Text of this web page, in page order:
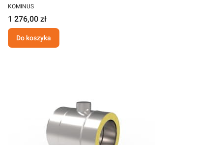
KOMINUS
1 276,00 zł
Do koszyka